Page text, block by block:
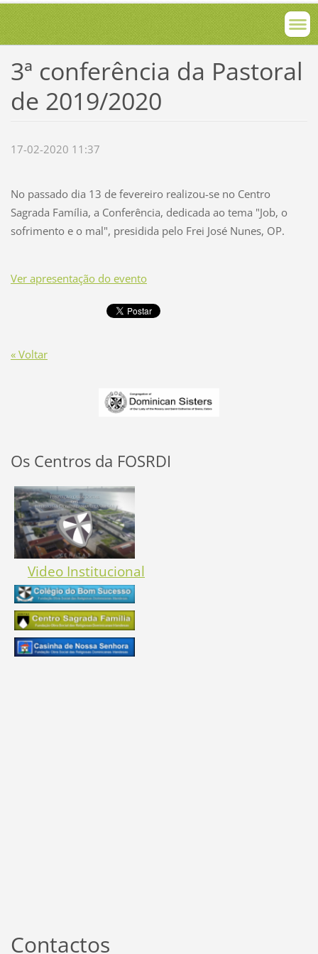
3ª conferência da Pastoral
de 2019/2020
17-02-2020 11:37
No passado dia 13 de fevereiro realizou-se no Centro
Sagrada Família, a Conferência, dedicada ao tema "Job, o
sofrimento e o mal", presidida pelo Frei José Nunes, OP.
Ver apresentação do evento
« Voltar
Os Centros da FOSRDI
Video Institucional
Contactos